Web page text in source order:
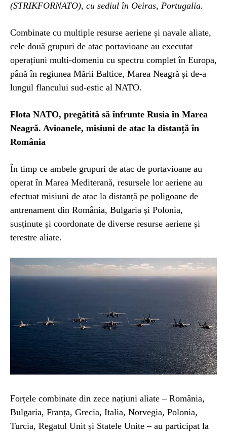
(STRIKFORNATO), cu sediul în Oeiras, Portugalia.
Combinate cu multiple resurse aeriene și navale aliate,
cele două grupuri de atac portavioane au executat
operațiuni multi-domeniu cu spectru complet în Europa,
până în regiunea Mării Baltice, Marea Neagră și de-a
lungul flancului sud-estic al NATO.
Flota NATO, pregătită să înfrunte Rusia în Marea
Neagră. Avioanele, misiuni de atac la distanță în
România
În timp ce ambele grupuri de atac de portavioane au
operat în Marea Mediterană, resursele lor aeriene au
efectuat misiuni de atac la distanță pe poligoane de
antrenament din România, Bulgaria și Polonia,
susținute și coordonate de diverse resurse aeriene și
terestre aliate.
Forțele combinate din zece națiuni aliate – România,
Bulgaria, Franța, Grecia, Italia, Norvegia, Polonia,
Turcia, Regatul Unit și Statele Unite – au participat la